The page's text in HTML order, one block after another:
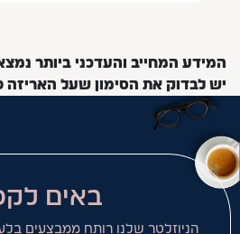
המידע המחייב והעדכני ביותר
יש לבדוק את הסימון שעל האריזה
באים
הניוזלטר שלנו רותח ממבצעים